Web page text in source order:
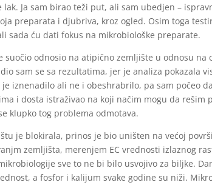
lak. Ja sam birao teži put, ali sam ubedjen –
preparata i djubriva, kroz ogled. Osim toga
sada ću dati fokus na mikrobiološke preparate.
suočio odnosio na atipično zemljište u odnosu
sam se sa rezultatima, jer je analiza pokazala
iznenadilo ali ne i obeshrabrilo, pa sam počeo
i dosta istraživao na koji načim mogu da rešim
klupko tog problema odmotava.
je blokirala, prinos je bio uništen na većoj
zemljišta, merenjem EC vrednosti izlaznog
sve to ne bi bilo usvojivo za biljke.
a fosfor i kalijum svake godine su niži.